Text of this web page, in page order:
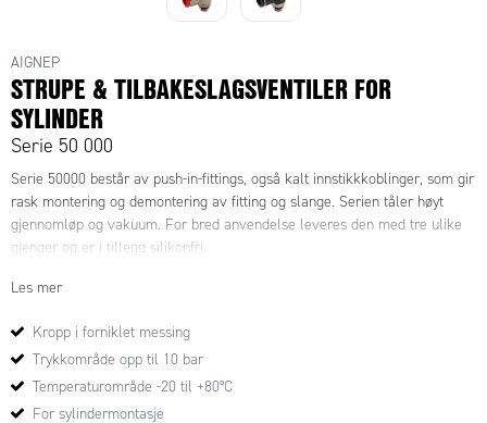
AIGNEP
STRUPE & TILBAKESLAGSVENTILER FOR
SYLINDER
Serie 50 000
Serie 50000 består av push-in-fittings, også kalt innstikkkoblinger, som gir
rask montering og demontering av fitting og slange. Serien tåler høyt
gjennomløp og vakuum. For bred anvendelse leveres den med tre ulike
gjenger og er i tillegg silikonfri.
Les mer
Kropp i forniklet messing
Trykkområde opp til 10 bar
Temperaturområde -20 til +80°C
For sylindermontasje